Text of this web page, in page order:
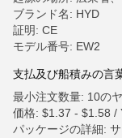
ブランド名: HYD
証明: CE
モデル番号: EW2
支払及び船積みの言
最小注文数量: 10の
価格: $1.37 - $1.58 /
パッケージの詳細: